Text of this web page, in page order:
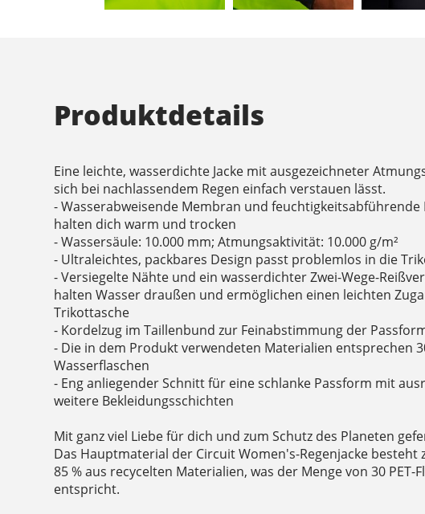
Produktdetails
Eine leichte, wasserdichte Jacke mit ausgezeichneter
sich bei nachlassendem Regen einfach verstauen lässt.
- Wasserabweisende Membran und
halten dich warm und trocken
- Wassersäule: 10.000 mm; Atmungsaktivität: 10.000 g/m²
- Ultraleichtes, packbares Design passt problemlos in die
- Versiegelte Nähte und ein wasserdichter Zwei-Wege-
halten Wasser draußen und ermöglichen einen leichten
Trikottasche
- Kordelzug im Taillenbund zur Feinabstimmung der
- Die in dem Produkt verwendeten Materialien entsprechen
Wasserflaschen
- Eng anliegender Schnitt für eine schlanke Passform mit
weitere Bekleidungsschichten
Mit ganz viel Liebe für dich und zum Schutz des Planeten
Das Hauptmaterial der Circuit Women's-Regenjacke besteht
85 % aus recycelten Materialien, was der Menge von 30 PET-
entspricht.